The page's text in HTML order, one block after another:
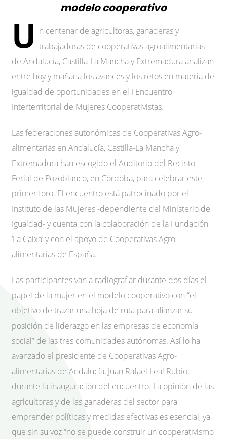
modelo cooperativo
U n centenar de agricultoras, ganaderas y
trabajadoras de cooperativas agroalimentarias
de Andalucía, Castilla-La Mancha y Extremadura analizan
entre hoy y mañana los avances y los retos en materia de
igualdad de oportunidades en el I Encuentro
Interterritorial de Mujeres Cooperativistas.
Las federaciones autonómicas de Cooperativas Agro-
alimentarias en Andalucía, Castilla-La Mancha y
Extremadura han escogido el Auditorio del Recinto
Ferial de Pozoblanco, en Córdoba, para celebrar este
primer foro. El encuentro está patrocinado por el
Instituto de las Mujeres -dependiente del Ministerio de
Igualdad- y cuenta con la colaboración de la Fundación
‘La Caixa’ y con el apoyo de Cooperativas Agro-
alimentarias de España.
Las participantes van a radiografiar durante dos días el
papel de la mujer en el modelo cooperativo con “el
objetivo de trazar una hoja de ruta para afianzar su
posición de liderazgo en las empresas de economía
social” de las tres comunidades autónomas. Así lo ha
avanzado el presidente de Cooperativas Agro-
alimentarias de Andalucía, Juan Rafael Leal Rubio,
durante la inauguración del encuentro. La opinión de las
agricultoras y de las ganaderas del sector para
emprender políticas y medidas efectivas es esencial, ya
que sin su voz “no se puede construir un cooperativismo